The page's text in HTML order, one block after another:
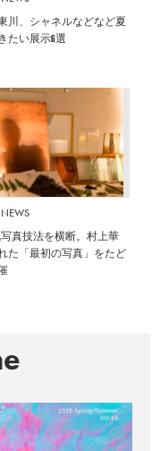
川、シャネルなどなど夏
たい展示6選
NEWS
写真技法を横断。村上華
た「最初の写真」をたど